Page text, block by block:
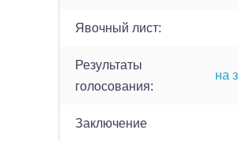
Явочный лист:
Результаты
голосования:
на
Заключение